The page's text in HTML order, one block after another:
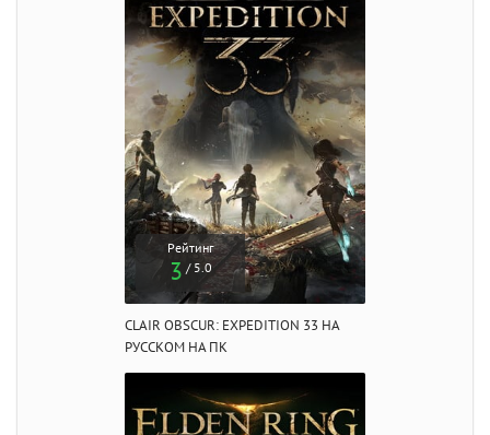
Рейтинг
3 / 5.0
CLAIR OBSCUR: EXPEDITION 33 НА
РУССКОМ НА ПК